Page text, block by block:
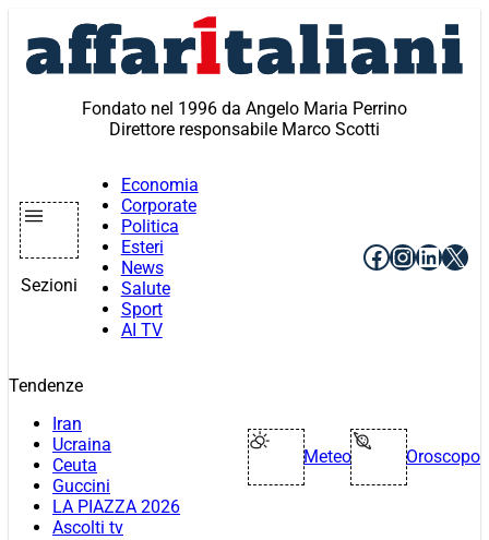
contenuto
Fondato nel 1996 da Angelo Maria Perrino
Direttore responsabile Marco Scotti
Sezioni
Economia
Corporate
Politica
Esteri
News
Salute
Sport
AI TV
Facebook
X
Tendenze
Iran
Ucraina
Ceuta
Guccini
LA PIAZZA 2026
Ascolti tv
Meteo Oroscopo